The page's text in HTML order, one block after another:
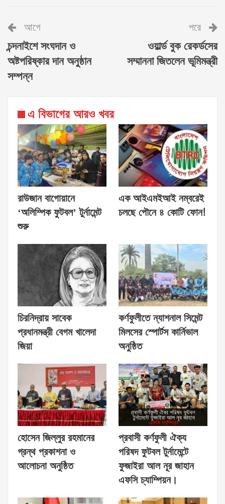
আগে
চন্দনাইশে সংঘদান ও
অষ্টপরিষ্কার দান অনুষ্ঠান
সম্পন্ন
পরে
ওয়ার্ল্ড বুক রেকর্ডসের
সম্মাননা জিতলেন ভূমিমন্ত্রী
এ বিভাগের আরও খবর
রাউজান বাগোয়ানে
‘অলিম্পিক ফুটবল’ টুর্নামেন্ট
শুরু
এক আইএমইআই নম্বরেই
চলছে পৌনে ৪ কোটি ফোন!
চিরনিদ্রায় সাবেক
প্রধানমন্ত্রী বেগম খালেদা
জিয়া
কর্ণফুলীতে ন্যাশনাল সিমেন্ট
মিলসের স্পোর্টস কার্নিভাল
অনুষ্ঠিত
হোসেন জিল্লুর রহমানের
গ্রন্থ প্রকাশনা ও
আলোচনা অনুষ্ঠিত
প্রবাসী কর্ণফুলী ঐক্য
পরিষদ ফুটবল টুর্নামেন্টে
ফুজাইরা আল নূর জাহান
এফসি চ্যাম্পিয়ন।